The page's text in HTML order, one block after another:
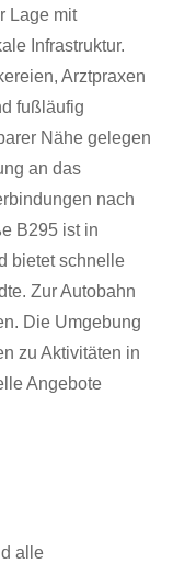
Lage mit
Infrastruktur.
Arztpraxen
fußläufig
Nähe gelegen
an das
nach
B295 ist in
bietet schnelle
Zur Autobahn
Die Umgebung
zu Aktivitäten in
Angebote
alle